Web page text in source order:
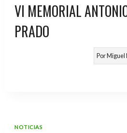
VI MEMORIAL
PRADO
PorMiguel
NOTICIAS